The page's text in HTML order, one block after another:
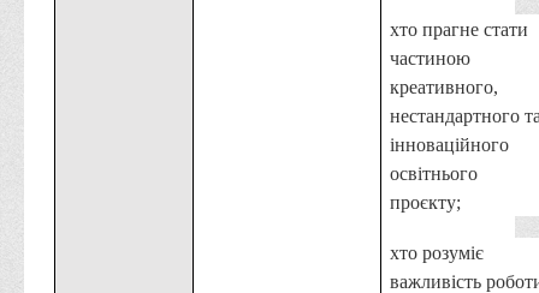
хто прагне стати
частиною
креативного,
нестандартного
інноваційного
освітнього
проєкту;
хто розуміє
важливість